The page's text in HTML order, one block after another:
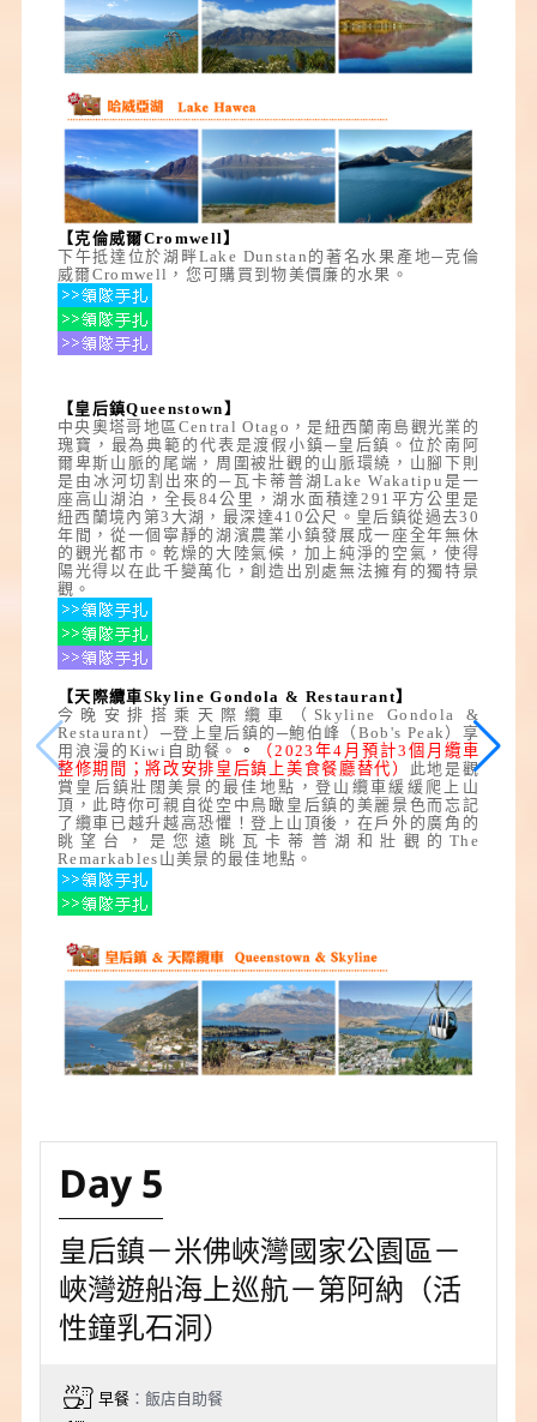
【克倫威爾Cromwell】
下午抵達位於湖畔Lake Dunstan的著名水果產地─克倫
威爾Cromwell，您可購買到物美價廉的水果。
【皇后鎮Queenstown】
中央奧塔哥地區Central Otago，是紐西蘭南島觀光業的
瑰寶，最為典範的代表是渡假小鎮─皇后鎮。位於南阿
爾卑斯山脈的尾端，周圍被壯觀的山脈環繞，山腳下則
是由冰河切割出來的─ 瓦卡蒂普湖 Lake Wakatipu是一
座高山湖泊，全長84公里，湖水面積達291平方公里是
紐西蘭境內第3大湖，最深達410公尺。皇后鎮從過去30
年間，從一個寧靜的湖濱農業小鎮發展成一座全年無休
的觀光都市。乾燥的大陸氣候，加上純淨的空氣，使得
陽光得以在此千變萬化，創造出別處無法擁有的獨特景
觀。
【天際纜車Skyline Gondola & Restaurant】
今晚安排搭乘天際纜車（Skyline Gondola &
Restaurant）─登上皇后鎮的─鮑伯峰（Bob's Peak）享
用浪漫的Kiwi自助餐。
。 （2023 年4 月預計3 個月纜車
整修期間；將改安排皇后鎮上美食餐廳替代 ） 此地是觀
賞皇后鎮壯闊美景的最佳地點，登山纜車緩緩爬上山
頂，此時你可親自從空中鳥瞰皇后鎮的美麗景色而忘記
了纜車已越升越高恐懼！登上山頂後，在戶外的廣角的
眺望台，是您遠眺瓦卡蒂普湖和壯觀的The
Remarkables山美景的最佳地點。
Day 5
皇后鎮－米佛峽灣國家公園區－
峽灣遊船海上巡航－第阿納（活
性鐘乳石洞）
早餐：飯店自助餐